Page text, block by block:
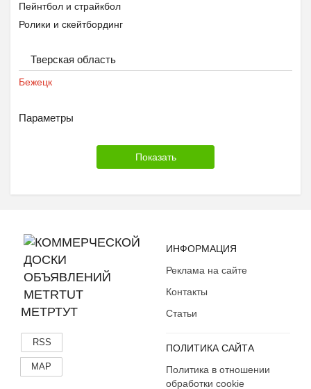
Пейнтбол и страйкбол
Ролики и скейтбординг
Туризм
Фитнес и тренажёры
Другое
Тверская область
Бежецк
Параметры
МЕТРТУТ
RSS
MAP
ИНФОРМАЦИЯ
Реклама на сайте
Контакты
Статьи
ПОЛИТИКА САЙТА
Политика в отношении
обработки cookie